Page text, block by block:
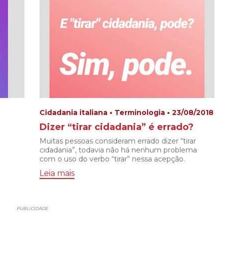
Cidadania italiana • Terminologia • 23/08/2018
Dizer “tirar cidadania” é errado?
Muitas pessoas consideram errado dizer “tirar
cidadania”, todavia não há nenhum problema
com o uso do verbo “tirar” nessa acepção.
Leia mais
PUBLICIDADE